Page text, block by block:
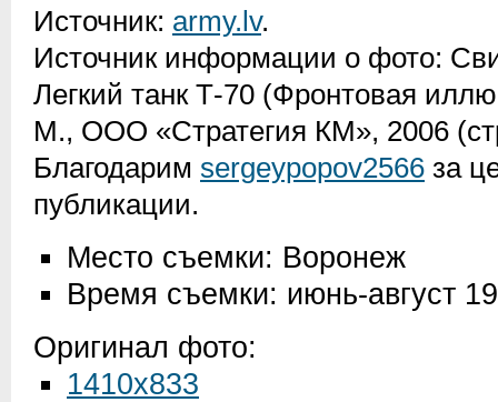
Источник: army.lv.
Источник информации о фото:
Легкий танк Т-70 (Фронтовая
М., ООО «Стратегия КМ», 2006
Благодарим sergeypopov2566 за
публикации.
Место съемки: Воронеж
Время съемки: июнь-август
Оригинал фото:
1410x833